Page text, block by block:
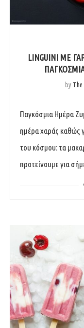
LINGUINI ΜΕ
by The
Παγκόσμια Ημέρα
ημέρα χαράς καθώς
του κόσμου: τα
προτείνουμε για